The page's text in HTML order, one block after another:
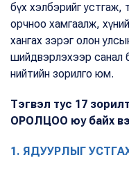
бүх хэлбэрийг устгаж,
орчноо хамгаалж,
хангах зэрэг олон
шийдвэрлэхээр санал
нийтийн зорилго юм.
Тэгвэл тус 17
ОРОЛЦОО юу байх
1. ЯДУУРЛЫГ